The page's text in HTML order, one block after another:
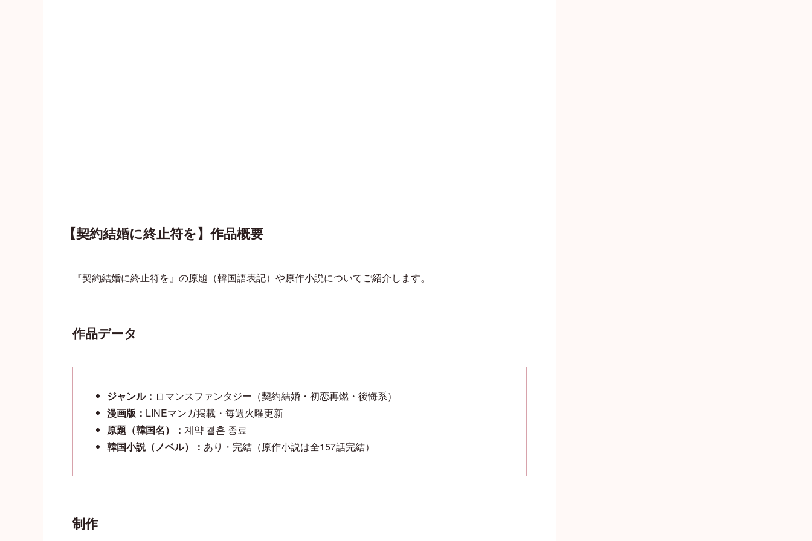
【契約結婚に終止符を】作品概要
『契約結婚に終止符を』の原題（韓国語表記）や原作小説についてご紹介します。
作品データ
ジャンル： ロマンスファンタジー（契約結婚・初恋再燃・後悔系）
漫画版： LINEマンガ掲載・毎週火曜更新
原題（韓国名）： 계약 결혼 종료
韓国小説（ノベル）： あり・完結（原作小説は全157話完結）
制作